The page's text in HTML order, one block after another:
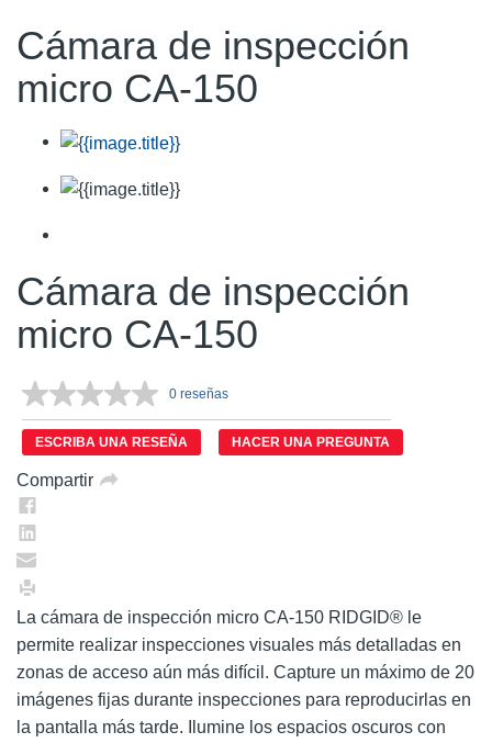
Cámara de inspección
micro CA-150
Cámara de inspección
micro CA-150
Sin
puntuación.
Enlace
en
0 reseñas
ESCRIBA UNA RESEÑA HACER UNA PREGUNTA
Compartir
La cámara de inspección micro CA-150 RIDGID® le
permite realizar inspecciones visuales más detalladas en
zonas de acceso aún más difícil. Capture un máximo de 20
imágenes fijas durante inspecciones para reproducirlas en
la pantalla más tarde. Ilumine los espacios oscuros con